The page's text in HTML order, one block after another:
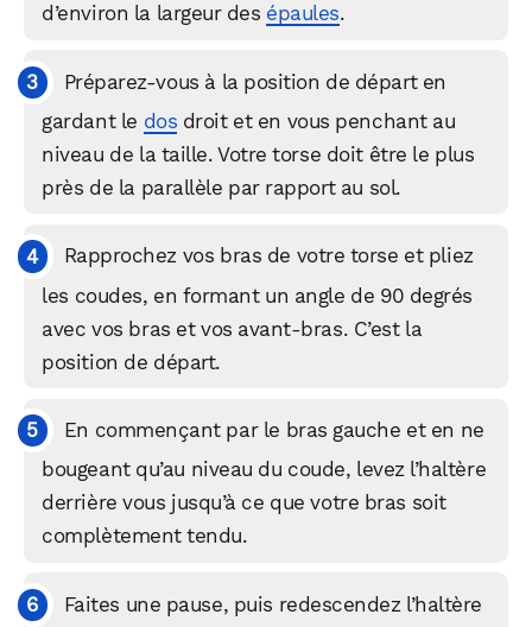
d’environ la largeur des épaules.
Préparez-vous à la position de départ en
gardant le dos droit et en vous penchant au
niveau de la taille. Votre torse doit être le plus
près de la parallèle par rapport au sol.
Rapprochez vos bras de votre torse et pliez
les coudes, en formant un angle de 90 degrés
avec vos bras et vos avant-bras. C’est la
position de départ.
En commençant par le bras gauche et en ne
bougeant qu’au niveau du coude, levez l’haltère
derrière vous jusqu’à ce que votre bras soit
complètement tendu.
Faites une pause, puis redescendez l’haltère